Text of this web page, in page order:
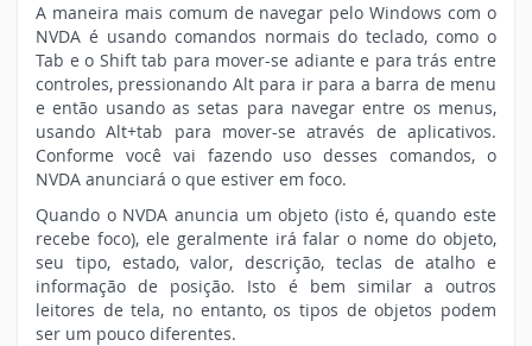
A maneira mais comum de navegar pelo Windows com o
NVDA é usando comandos normais do teclado, como o
Tab e o Shift tab para mover-se adiante e para trás entre
controles, pressionando Alt para ir para a barra de menu
e então usando as setas para navegar entre os menus,
usando Alt+tab para mover-se através de aplicativos.
Conforme você vai fazendo uso desses comandos, o
NVDA anunciará o que estiver em foco.
Quando o NVDA anuncia um objeto (isto é, quando este
recebe foco), ele geralmente irá falar o nome do objeto,
seu tipo, estado, valor, descrição, teclas de atalho e
informação de posição. Isto é bem similar a outros
leitores de tela, no entanto, os tipos de objetos podem
ser um pouco diferentes.